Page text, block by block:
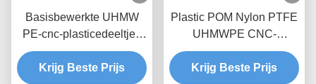
Basisbewerkte UHMW
PE-cnc-plasticedeeltjes
met aangepaste kleur en
hoge tolerantie
Krijg Beste Prijs
Plastic POM Nylon PTFE
UHMWPE CNC-
bewerkingsonderdelen
voor alle OEM-behoeften
Krijg Beste Prijs